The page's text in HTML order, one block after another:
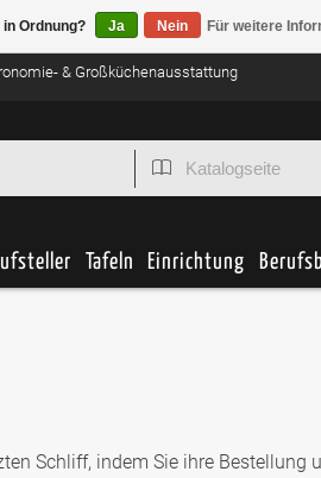
& Großküchenausstattung
Tafeln Einrichtung
Schliff, indem Sie ihre Bestellung
Ordnung? Ja Nein Für weitere